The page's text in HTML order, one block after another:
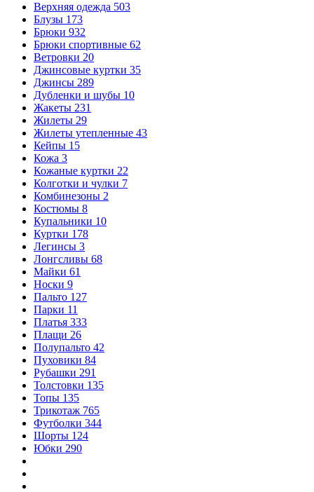
Верхняя одежда 503
Блузы 173
Брюки 932
Брюки спортивные 62
Ветровки 20
Джинсовые куртки 35
Джинсы 289
Дубленки и шубы 10
Жакеты 231
Жилеты 29
Жилеты утепленные 43
Кейпы 15
Кожа 3
Кожаные куртки 22
Колготки и чулки 7
Комбинезоны 2
Костюмы 8
Купальники 10
Куртки 178
Легинсы 3
Лонгсливы 68
Майки 61
Носки 9
Пальто 127
Парки 11
Платья 333
Плащи 26
Полупальто 42
Пуховики 84
Рубашки 291
Толстовки 135
Топы 135
Трикотаж 765
Футболки 344
Шорты 124
Юбки 290